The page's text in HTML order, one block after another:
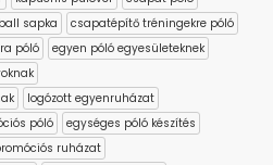
sapka
csapatépítő tréningekre póló
póló
egyen póló egyesületeknek
logózott egyenruházat
póló
egységes póló készítés
ruházat